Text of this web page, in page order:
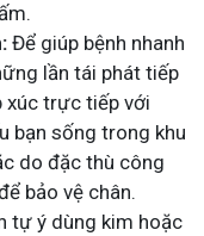
Để giúp bệnh nhanh
lần tái phát tiếp
xúc trực tiếp với
bạn sống trong khu
do đặc thù công
bảo vệ chân.
tự ý dùng kim hoặc